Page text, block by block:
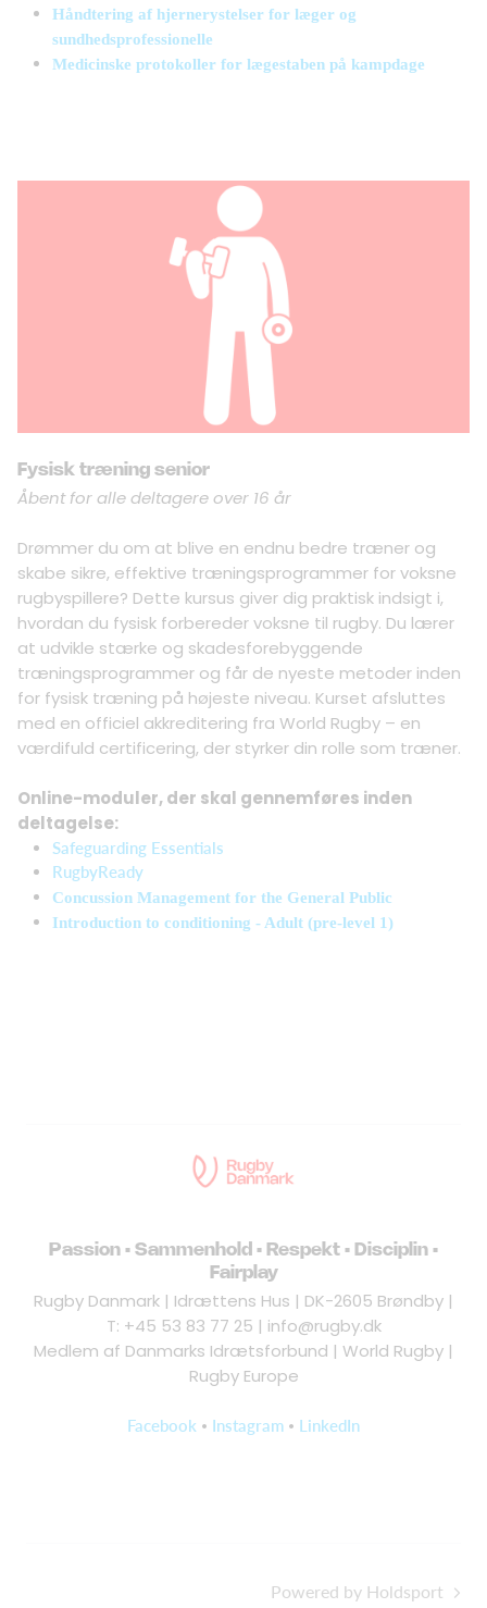
Håndtering af hjernerystelser for læger og
sundhedsprofessionelle
Medicinske protokoller for lægestaben på kampdage
Fysisk træning senior
Åbent for alle deltagere over 16 år
Drømmer du om at blive en endnu bedre træner og
skabe sikre, effektive træningsprogrammer for voksne
rugbyspillere? Dette kursus giver dig praktisk indsigt i,
hvordan du fysisk forbereder voksne til rugby. Du lærer
at udvikle stærke og skadesforebyggende
træningsprogrammer og får de nyeste metoder inden
for fysisk træning på højeste niveau. Kurset afsluttes
med en officiel akkreditering fra World Rugby – en
værdifuld certificering, der styrker din rolle som træner.
Online-moduler, der skal gennemføres inden
deltagelse:
Safeguarding Essentials
RugbyReady
Concussion Management for the General Public
Introduction to conditioning - Adult (pre-level 1)
Passion • Sammenhold • Respekt • Disciplin •
Fairplay
Rugby Danmark | Idrættens Hus | DK-2605 Brøndby |
T: +45 53 83 77 25 | info@rugby.dk
Medlem af Danmarks Idrætsforbund | World Rugby |
Rugby Europe
Facebook • Instagram • LinkedIn
Powered by Holdsport